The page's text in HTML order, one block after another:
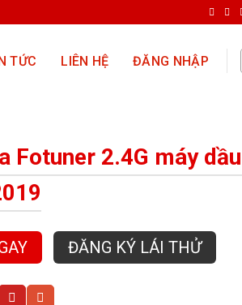
TỨC LIÊN HỆ ĐĂNG NHẬP
Fotuner 2.4G máy
ĐĂNG KÝ LÁI THỬ